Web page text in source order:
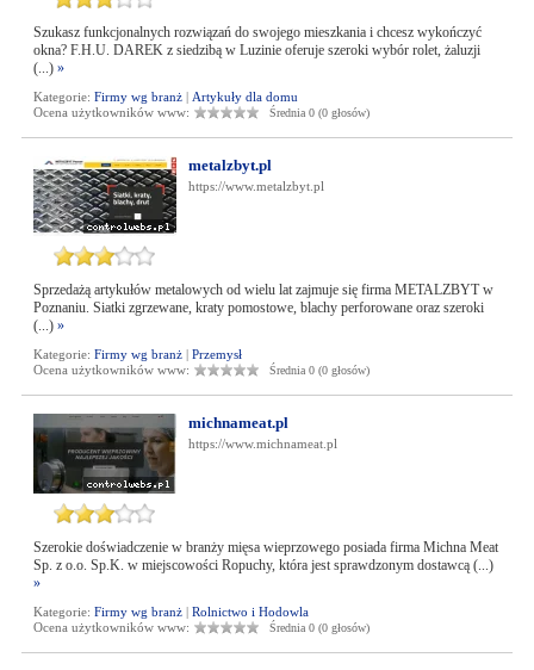
Szukasz funkcjonalnych rozwiązań do swojego mieszkania i chcesz wykończyć
okna? F.H.U. DAREK z siedzibą w Luzinie oferuje szeroki wybór rolet, żaluzji
(...) »
Kategorie: Firmy wg branż| Artykuły dla domu
Ocena użytkowników www:
Średnia 0 (0 głosów)
metalzbyt.pl
https://www.metalzbyt.pl
Sprzedażą artykułów metalowych od wielu lat zajmuje się firma METALZBYT w
Poznaniu. Siatki zgrzewane, kraty pomostowe, blachy perforowane oraz szeroki
(...) »
Kategorie: Firmy wg branż| Przemysł
Ocena użytkowników www:
Średnia 0 (0 głosów)
michnameat.pl
https://www.michnameat.pl
Szerokie doświadczenie w branży mięsa wieprzowego posiada firma Michna Meat
Sp. z o.o. Sp.K. w miejscowości Ropuchy, która jest sprawdzonym dostawcą (...)
»
Kategorie: Firmy wg branż| Rolnictwo i Hodowla
Ocena użytkowników www:
Średnia 0 (0 głosów)